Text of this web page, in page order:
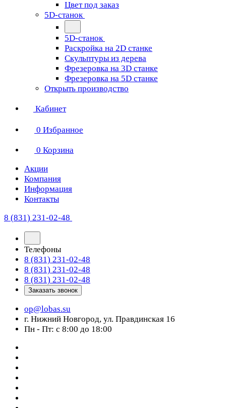
Цвет под заказ
5D-станок
5D-станок
Раскройка на 2D станке
Скульптуры из дерева
Фрезеровка на 3D станке
Фрезеровка на 5D станке
Открыть производство
Кабинет
0 Избранное
0 Корзина
Акции
Компания
Информация
Контакты
8 (831) 231-02-48
Телефоны
8 (831) 231-02-48
8 (831) 231-02-48
8 (831) 231-02-48
Заказать звонок
op@lobas.su
г. Нижний Новгород, ул. Правдинская 16
Пн - Пт: с 8:00 до 18:00